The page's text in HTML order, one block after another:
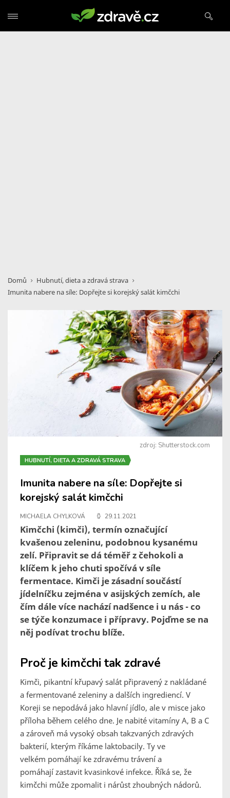
Domů
Hubnutí, dieta a zdravá strava
Imunita nabere na síle: Dopřejte si korejský salát kimčchi
zdroj: Shutterstock.com
HUBNUTÍ, DIETA A ZDRAVÁ STRAVA
Imunita nabere na síle: Dopřejte si
korejský salát kimčchi
MICHAELA CHYLKOVÁ 29.11.2021
Kimčchi (kimči), termín označující
kvašenou zeleninu, podobnou kysanému
zelí. Připravit se dá téměř z čehokoli a
klíčem k jeho chuti spočívá v síle
fermentace. Kimči je zásadní součástí
jídelníčku zejména v asijských zemích, ale
čím dále více nachází nadšence i u nás - co
se týče konzumace i přípravy. Pojďme se na
něj podívat trochu blíže.
Proč je kimčchi tak zdravé
Kimči, pikantní křupavý salát připravený z nakládané
a fermentované zeleniny a dalších ingrediencí. V
Koreji se nepodává jako hlavní jídlo, ale v misce jako
příloha během celého dne. Je nabité vitamíny A, B a C
a zároveň má vysoký obsah takzvaných zdravých
bakterií, kterým říkáme laktobacily. Ty ve
velkém pomáhají ke zdravému trávení a
pomáhají zastavit kvasinkové infekce. Říká se, že
kimčchi může zpomalit i nárůst zhoubných nádorů.